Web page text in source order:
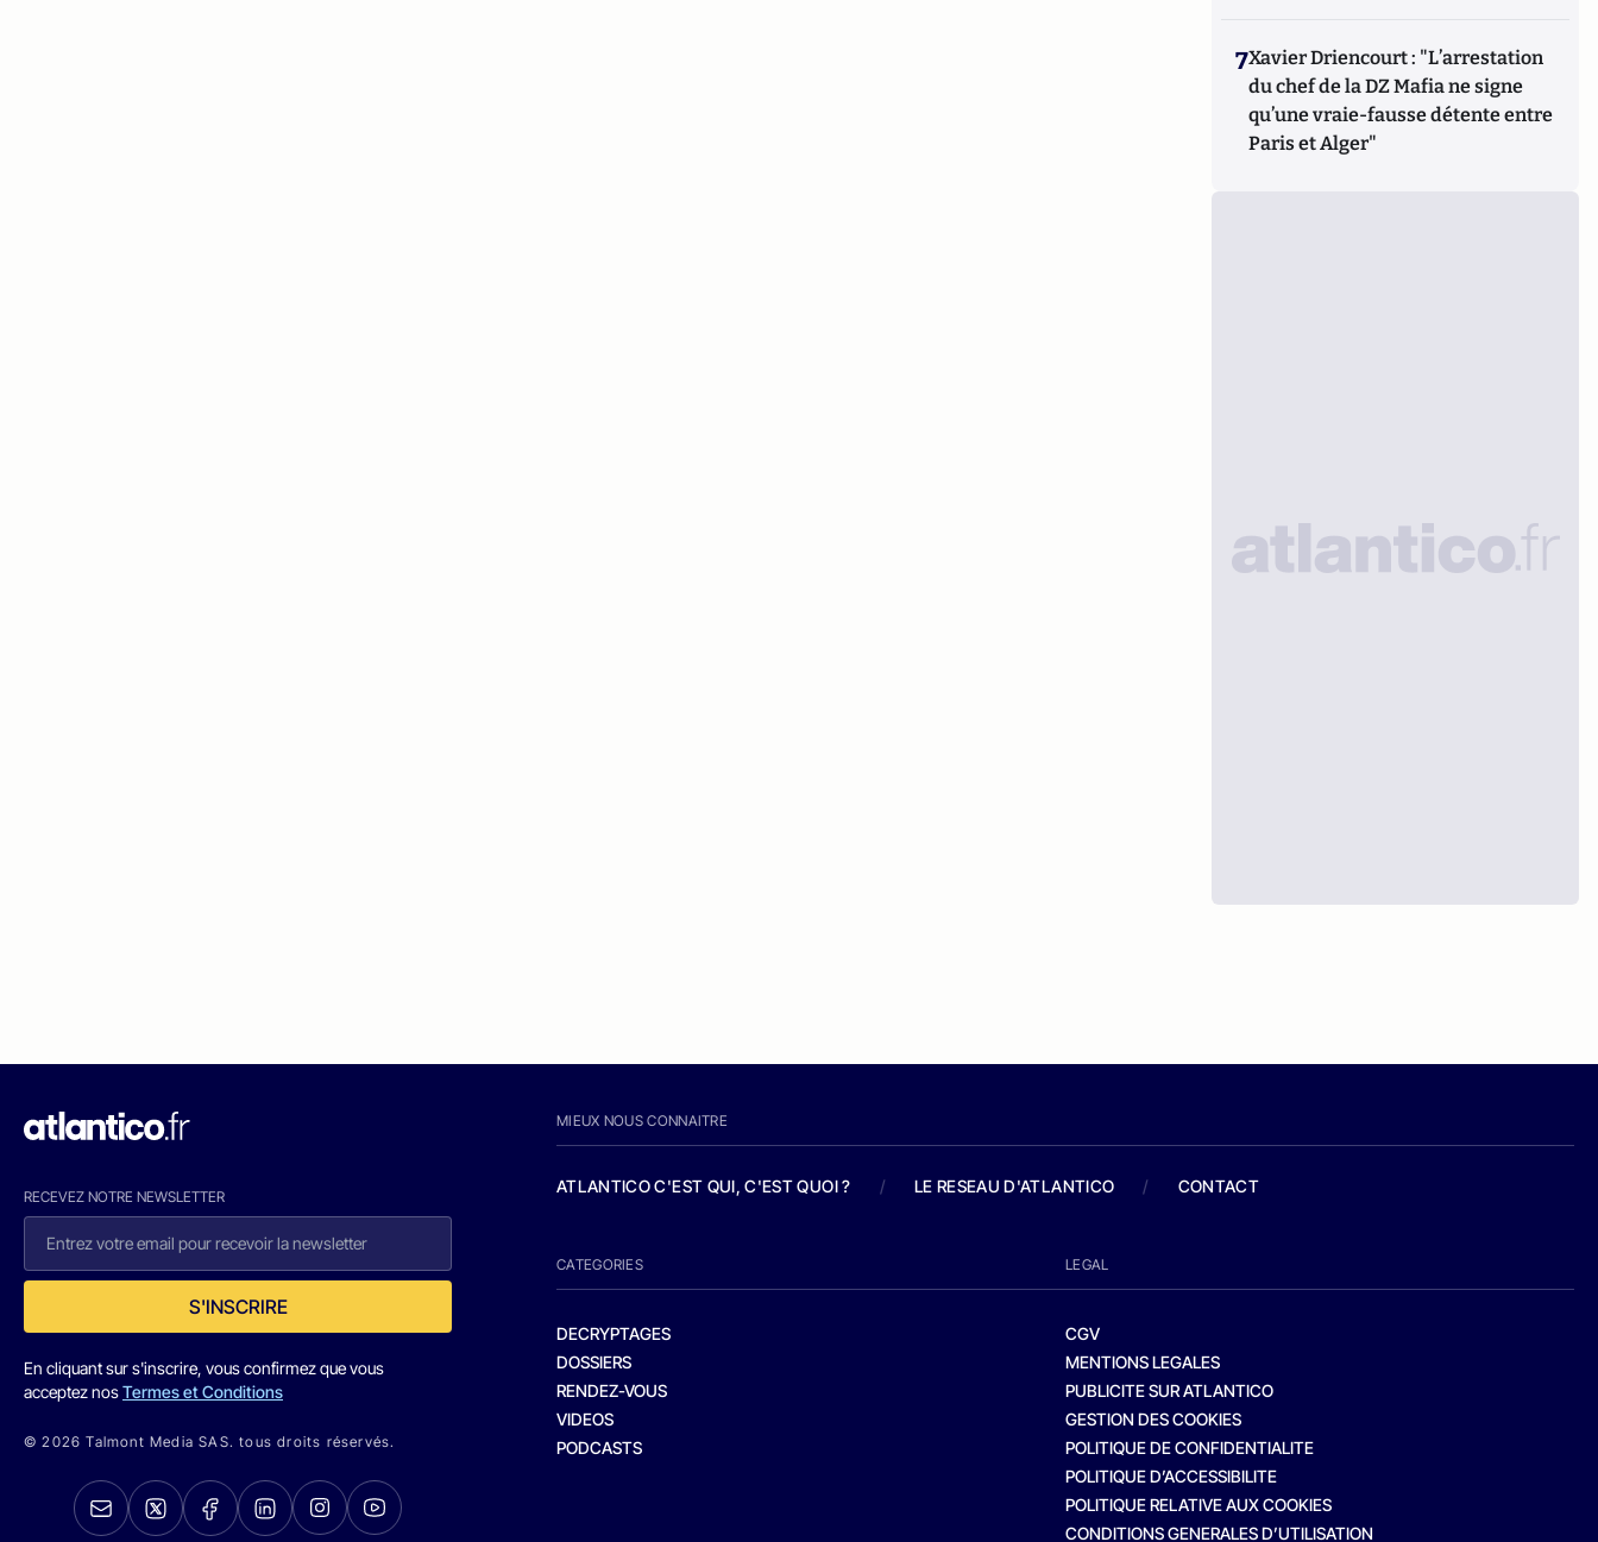
7Xavier Driencourt : "L’arrestation
du chef de la DZ Mafia ne signe
qu’une vraie-fausse détente entre
Paris et Alger"
RECEVEZ NOTRE NEWSLETTER
S'INSCRIRE
En cliquant sur s'inscrire, vous confirmez que vous
acceptez nosTermes et Conditions
© 2026 Talmont Media SAS. tous droits réservés.
MIEUX NOUS CONNAITRE
ATLANTICO C'EST QUI, C'EST QUOI ? / LE RESEAU D'ATLANTICO / CONTACT
CATEGORIES
DECRYPTAGES
DOSSIERS
RENDEZ-VOUS
VIDEOS
PODCASTS
LEGAL
CGV
MENTIONS LEGALES
PUBLICITE SUR ATLANTICO
GESTION DES COOKIES
POLITIQUE DE CONFIDENTIALITE
POLITIQUE D’ACCESSIBILITE
POLITIQUE RELATIVE AUX COOKIES
CONDITIONS GENERALES D’UTILISATION